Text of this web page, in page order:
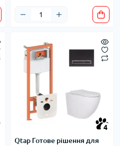
4
Qtap Готове рішення для